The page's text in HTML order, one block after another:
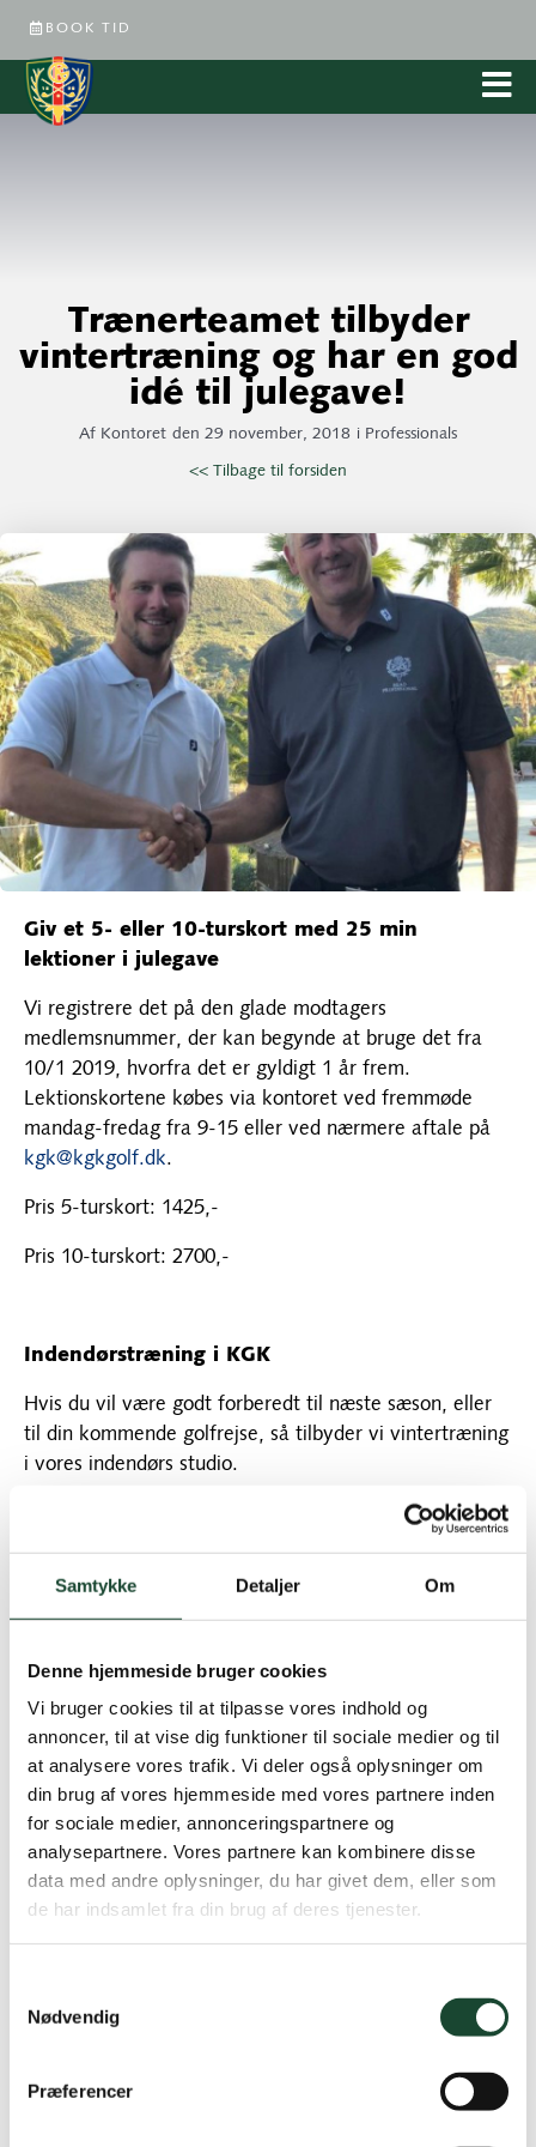
Samtykke Detaljer Om
Denne hjemmeside bruger cookies
Vi bruger cookies til at tilpasse vores indhold og
annoncer, til at vise dig funktioner til sociale medier og til
at analysere vores trafik. Vi deler også oplysninger om
din brug af vores hjemmeside med vores partnere inden
for sociale medier, annonceringspartnere og
analysepartnere. Vores partnere kan kombinere disse
data med andre oplysninger, du har givet dem, eller som
de har indsamlet fra din brug af deres tjenester.
Nødvendig
Præferencer
BOOK TID
Trænerteamet tilbyder
vintertræning og har en god
idé til julegave!
Af Kontoret den 29 november, 2018 i Professionals
<< Tilbage til forsiden
Giv et 5- eller 10-turskort med 25 min
lektioner i julegave
Vi registrere det på den glade modtagers
medlemsnummer, der kan begynde at bruge det fra
10/1 2019, hvorfra det er gyldigt 1 år frem.
Lektionskortene købes via kontoret ved fremmøde
mandag-fredag fra 9-15 eller ved nærmere aftale på
kgk@kgkgolf.dk.
Pris 5-turskort: 1425,-
Pris 10-turskort: 2700,-
Indendørstræning i KGK
Hvis du vil være godt forberedt til næste sæson, eller
til din kommende golfrejse, så tilbyder vi vintertræning
i vores indendørs studio.
I er kun 4 på hvert hold, hvor fokus vil være på at lære
retning, samt at få større svinghastighed for at kunne
Datoer: 28/1, 4/2, 11/2, 4/3 & 11/3
Hold 1 træner: 10.00 – 11.00
Hold 2 træner: 11.00 – 12.00
Hold 3 træner: 13.00 – 14.00
Pris: 1250,-/person
Holdene er for damer og herrer samt alle med et
Tilmeld dig selv, giv det i julegave eller saml 4 venner
klas@kgkgolf.dk.